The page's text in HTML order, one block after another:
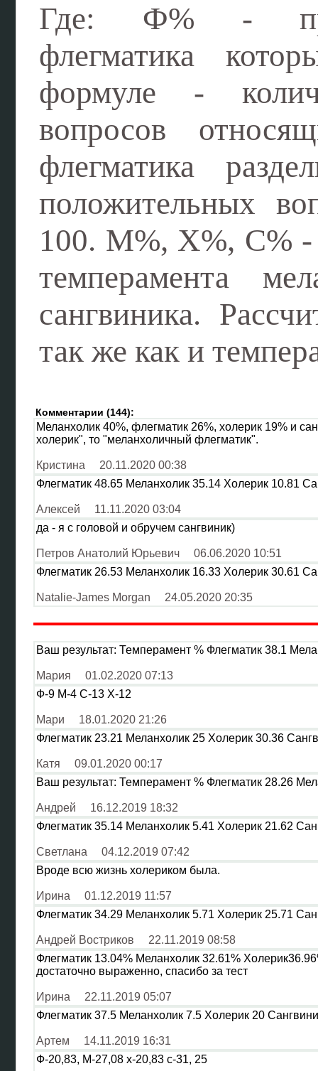
Где: Ф% -
флегматика
формуле -
вопросов
флегматика
положительных
100. М%, Х%, С% -
темперамента
сангвиника.
так же как и
Комментарии (144):
Меланхолик 40%, флегматик 26%, холерик 19% и
холерик", то "меланхоличный флегматик".
Кристина
20.11.2020 00:38
Флегматик 48.65 Меланхолик 35.14 Холерик 10.81
Алексей
11.11.2020 03:04
да - я с головой и обручем сангвиник)
Петров Анатолий Юрьевич
06.06.2020 10:51
Флегматик 26.53 Меланхолик 16.33 Холерик 30.61
Natalie-James Morgan 24.05.2020 20:35
Ваш результат: Темперамент % Флегматик 38.1
Мария
01.02.2020 07:13
Ф-9 М-4 С-13 Х-12
Мари
18.01.2020 21:26
Флегматик 23.21 Меланхолик 25 Холерик 30.36
Катя
09.01.2020 00:17
Ваш результат: Темперамент % Флегматик 28.26
Андрей
16.12.2019 18:32
Флегматик 35.14 Меланхолик 5.41 Холерик 21.62
Светлана
04.12.2019 07:42
Вроде всю жизнь холериком была.
Ирина
01.12.2019 11:57
Флегматик 34.29 Меланхолик 5.71 Холерик 25.71
Андрей Востриков
22.11.2019 08:58
Флегматик 13.04% Меланхолик 32.61%
достаточно выраженно, спасибо за тест
Ирина
22.11.2019 05:07
Флегматик 37.5 Меланхолик 7.5 Холерик 20
Артем
14.11.2019 16:31
Ф-20,83, М-27,08 х-20,83 с-31, 25